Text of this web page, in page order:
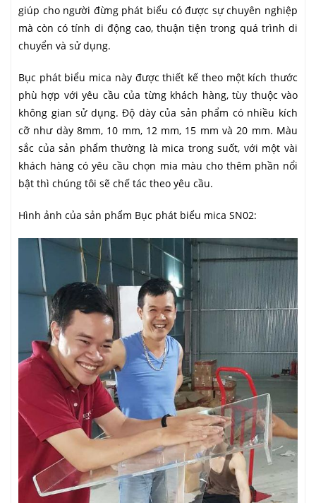
giúp cho người đừng phát biểu có được sự chuyên nghiệp
mà còn có tính di động cao, thuận tiện trong quá trình di
chuyển và sử dụng.
Bục phát biểu mica này được thiết kế theo một kích thước
phù hợp với yêu cầu của từng khách hàng, tùy thuộc vào
không gian sử dụng. Độ dày của sản phẩm có nhiều kích
cỡ như dày 8mm, 10 mm, 12 mm, 15 mm và 20 mm. Màu
sắc của sản phẩm thường là mica trong suốt, với một vài
khách hàng có yêu cầu chọn mia màu cho thêm phần nổi
bật thì chúng tôi sẽ chế tác theo yêu cầu.
Hình ảnh của sản phẩm Bục phát biểu mica SN02: